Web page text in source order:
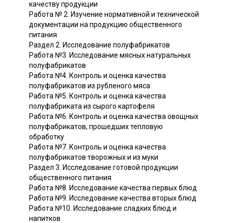
качеству продукции
Работа № 2. Изучение нормативной и технической
документации на продукцию общественного
питания
Раздел 2. Исследование полуфабрикатов
Работа №3. Исследование мясных натуральных
полуфабрикатов
Работа №4. Контроль и оценка качества
полуфабрикатов из рубленого мяса
Работа №5. Контроль и оценка качества
полуфабриката из сырого картофеля
Работа №6. Контроль и оценка качества овощных
полуфабрикатов, прошедших тепловую
обработку
Работа №7. Контроль и оценка качества
полуфабрикатов творожных и из муки
Раздел 3. Исследование готовой продукции
общественного питания
Работа №8. Исследование качества первых блюд
Работа №9. Исследование качества вторых блюд
Работа №10. Исследование сладких блюд и
напитков